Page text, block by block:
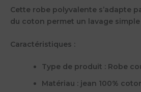
Cette robe polyvalente s’adapte
du coton permet un lavage
Caractéristiques :
Type de produit : Robe
Matériau : jean 100%